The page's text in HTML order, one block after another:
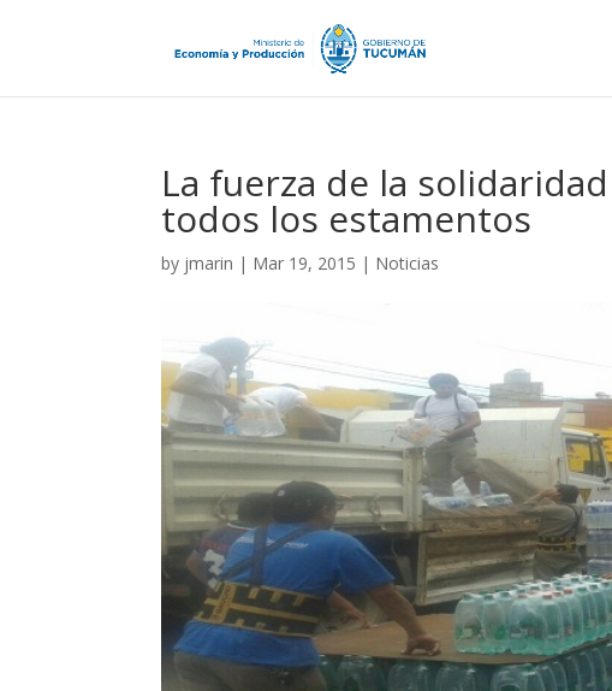
La fuerza de la
todos los estamentos
by jmarin | Mar 19, 2015 | Noticias